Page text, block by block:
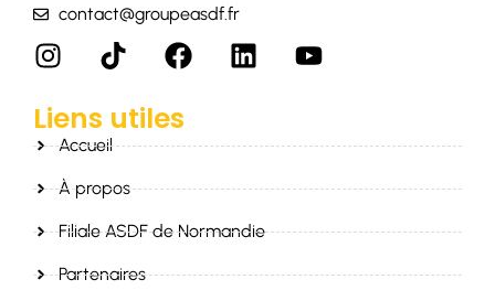
contact@groupeasdf.fr
Liens utiles
Accueil
À propos
Filiale ASDF de Normandie
Partenaires